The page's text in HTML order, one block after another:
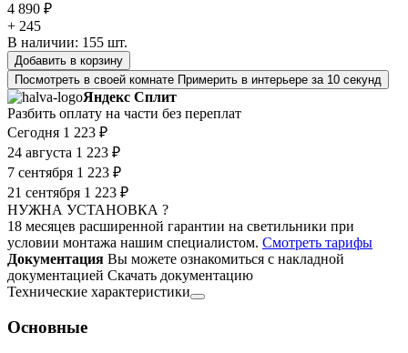
4 890 ₽
+ 245
В наличии: 155 шт.
Добавить в корзину
Посмотреть в своей комнате Примерить в интерьере за 10 секунд
Яндекс Сплит
Разбить оплату на части без переплат
Сегодня 1 223 ₽
24 августа 1 223 ₽
7 сентября 1 223 ₽
21 сентября 1 223 ₽
НУЖНА УСТАНОВКА ?
18 месяцев расширенной гарантии на светильники при
условии монтажа нашим специалистом. Смотреть тарифы
Документация Вы можете ознакомиться с накладной
документацией Скачать документацию
Технические характеристики
Основные